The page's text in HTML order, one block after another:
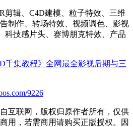
剪辑、C4D建模、粒子特效、三维
制作、转场特效、视频调色、影视
科技感片头、赛博朋克特效、产品
千集教程》全网最全影视后期与三
9226
互联网，版权归原作者所有，仅供
用，若需商用请购买正版授权。因